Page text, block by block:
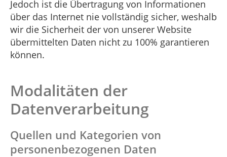
Jedoch ist die Übertragung von Informationen
über das Internet nie vollständig sicher, weshalb
wir die Sicherheit der von unserer Website
übermittelten Daten nicht zu 100% garantieren
können.
Modalitäten der
Datenverarbeitung
Quellen und Kategorien von
personenbezogenen Daten